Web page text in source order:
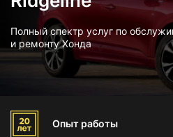
Полный спектр услуг по
и ремонту Хонда
Опыт работы